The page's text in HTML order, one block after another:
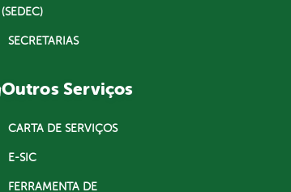
(SEDEC)
SECRETARIAS
Outros Serviços
CARTA DE SERVIÇOS
E-SIC
FERRAMENTA DE